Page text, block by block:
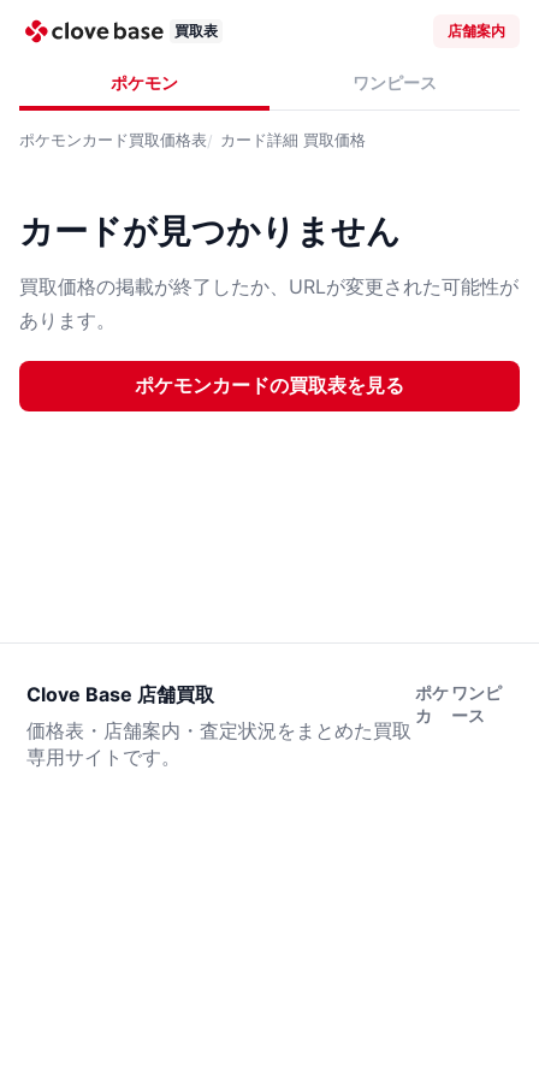
買取表 店舗案内
ポケモン ワンピース
ポケモンカード買取価格表 カード詳細 買取価格
カードが見つかりません
買取価格の掲載が終了したか、URLが変更された可能性が
あります。
ポケモンカードの買取表を見る
Clove Base 店舗買取
価格表・店舗案内・査定状況をまとめた買取
専用サイトです。
ポケ
カ
ワンピ
ース